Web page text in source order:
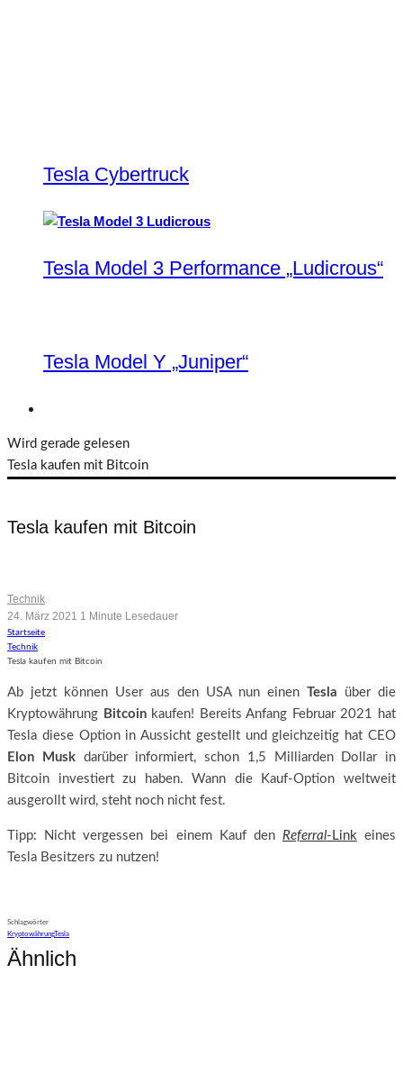
Tesla Cybertruck
Tesla Model 3 Performance „Ludicrous“
Tesla Model Y „Juniper“
Wird gerade gelesen
Tesla kaufen mit Bitcoin
Tesla kaufen mit Bitcoin
Technik
24. März 2021 1 Minute Lesedauer
Startseite
Technik
Tesla kaufen mit Bitcoin
Ab jetzt können User aus den USA nun einen Tesla über die
Kryptowährung Bitcoinkaufen! Bereits Anfang Februar 2021 hat
Tesla diese Option in Aussicht gestellt und gleichzeitig hat CEO
Elon Muskdarüber informiert, schon 1,5 Milliarden Dollar in
Bitcoin investiert zu haben. Wann die Kauf-Option weltweit
ausgerollt wird, steht noch nicht fest.
Tipp: Nicht vergessen bei einem Kauf den Referral-Linkeines
Tesla Besitzers zu nutzen!
Schlagwörter
KryptowährungTesla
Ähnlich